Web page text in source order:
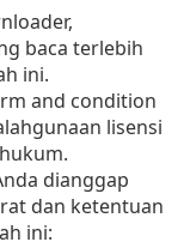
baca terlebih
ini.
and condition
lisensi
dianggap
dan ketentuan
ini: